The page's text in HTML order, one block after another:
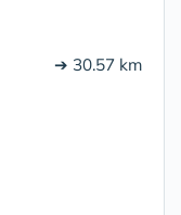
➔ 30.57 km